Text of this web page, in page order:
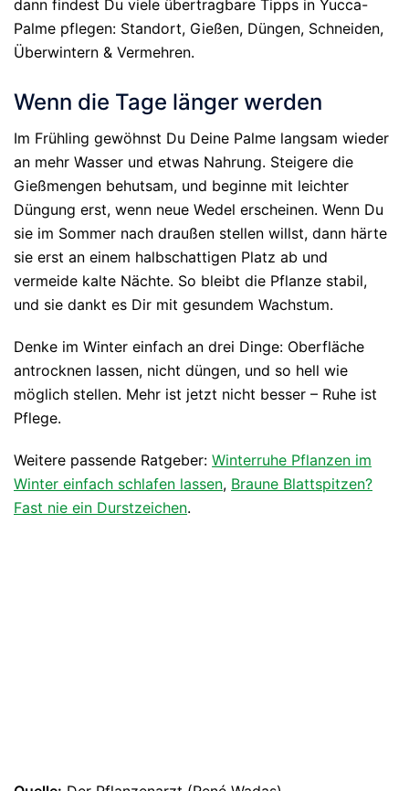
dann findest Du viele übertragbare Tipps in Yucca-
Palme pflegen: Standort, Gießen, Düngen, Schneiden,
Überwintern & Vermehren.
Wenn die Tage länger werden
Im Frühling gewöhnst Du Deine Palme langsam wieder
an mehr Wasser und etwas Nahrung. Steigere die
Gießmengen behutsam, und beginne mit leichter
Düngung erst, wenn neue Wedel erscheinen. Wenn Du
sie im Sommer nach draußen stellen willst, dann härte
sie erst an einem halbschattigen Platz ab und
vermeide kalte Nächte. So bleibt die Pflanze stabil,
und sie dankt es Dir mit gesundem Wachstum.
Denke im Winter einfach an drei Dinge: Oberfläche
antrocknen lassen, nicht düngen, und so hell wie
möglich stellen. Mehr ist jetzt nicht besser – Ruhe ist
Pflege.
Weitere passende Ratgeber: Winterruhe Pflanzen im
Winter einfach schlafen lassen, Braune Blattspitzen?
Fast nie ein Durstzeichen.